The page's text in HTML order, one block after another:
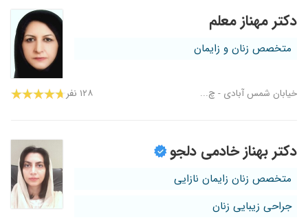
دکتر مهناز معلم
متخصص زنان و زایمان
خیابان شمس آبادی - چ... ۱۲۸ نفر
دکتر بهناز خادمی دلجو
متخصص زنان زایمان نازایی
جراحی زیبایی زنان